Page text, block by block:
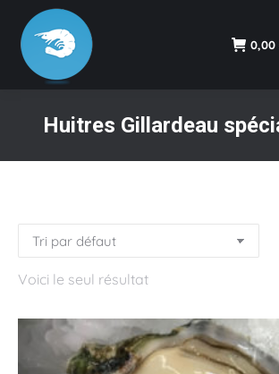
0,00
Huitres Gillardeau
Voici le seul résultat